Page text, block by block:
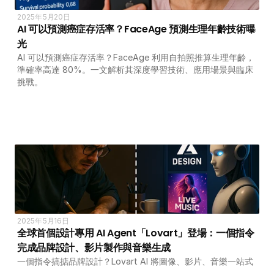
2025年5月20日
AI 可以預測癌症存活率？FaceAge 預測生理年齡技術曝
光
AI 可以預測癌症存活率？FaceAge 利用自拍照推算生理年齡，
準確率高達 80%。一文解析其深度學習技術、應用場景與臨床
挑戰。
2025年5月16日
全球首個設計專用 AI Agent「Lovart」登場：一個指令
完成品牌設計、影片製作與音樂生成
一個指令搞掂品牌設計？Lovart AI 將圖像、影片、音樂一站式